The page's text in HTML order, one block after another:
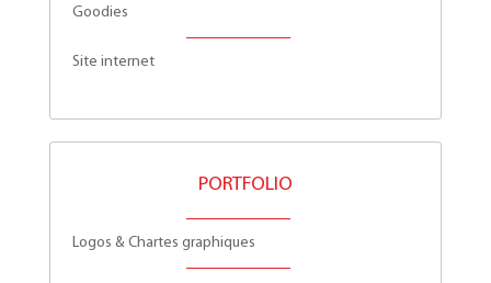
Goodies
Site internet
PORTFOLIO
Logos & Chartes graphiques